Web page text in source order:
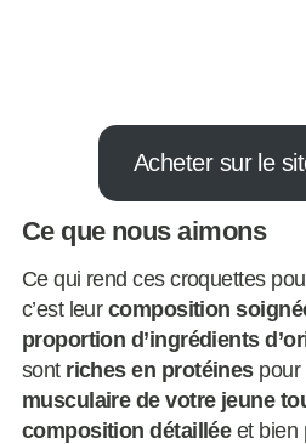
Acheter sur le
Ce que nous aimons
Ce qui rend ces croquettes
c’est leur composition
proportion d’ingrédients
sont riches en protéinespour
musculaire de votre jeune
composition détailléeet bien